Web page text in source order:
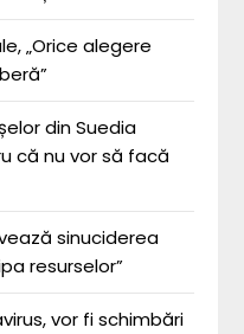
„Orice alegere
din Suedia
că nu vor să facă
sinuciderea
resurselor”
vor fi schimbări